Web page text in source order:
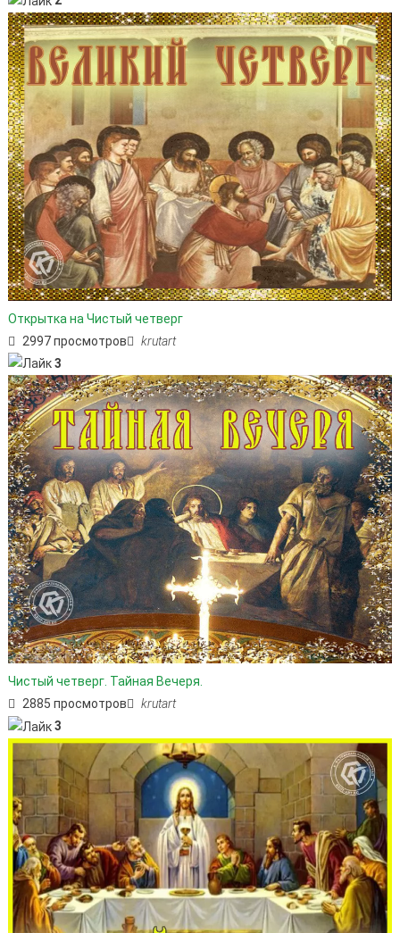
Открытка на Чистый четверг
2997 просмотров
krutart
3
Чистый четверг. Тайная Вечеря.
2885 просмотров
krutart
3